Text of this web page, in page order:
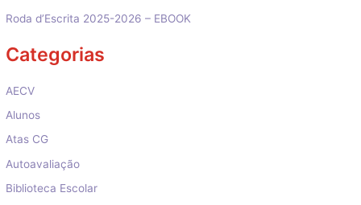
Roda d’Escrita 2025-2026 – EBOOK
Categorias
AECV
Alunos
Atas CG
Autoavaliação
Biblioteca Escolar